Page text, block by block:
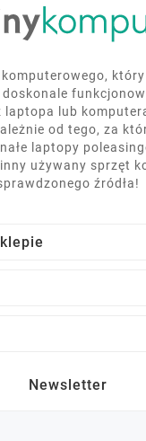
laptopa lub
od tego, za
laptopy
używany sprzęt
źródła!
Newsletter